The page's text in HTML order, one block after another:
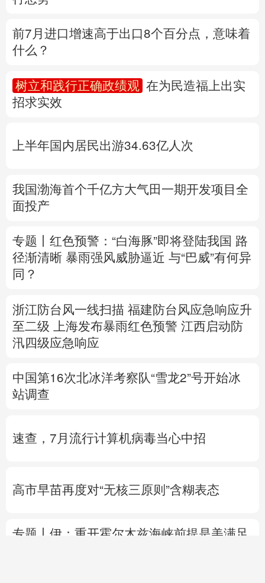
English
前7月进口增速高于出口8个百分点，意味着
什么？
树立和践行正确政绩观
在为民造福上出实
招求实效
上半年国内居民出游34.63亿人次
我国渤海首个千亿方大气田一期开发项目全
面投产
专题丨 红色预警：“白海豚”即将登陆我国 路
径渐清晰 暴雨强风威胁逼近 与“巴威”有何异
同？
浙江防台风一线扫描 福建防台风应急响应升
至二级
上海发布暴雨红色预警 江西启动防
汛四级应急响应
中国第16次北冰洋考察队“雪龙2”号开始冰
站调查
速查，7月流行计算机病毒当心中招
高市早苗再度对“无核三原则”含糊表态
专题丨 伊：重开霍尔木兹海峡前提是美满足